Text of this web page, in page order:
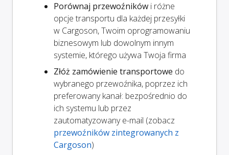
Porównaj przewoźników i różne
opcje transportu dla każdej przesyłki
w Cargoson, Twoim oprogramowaniu
biznesowym lub dowolnym innym
systemie, którego używa Twoja firma
Złóż zamówienie transportowe do
wybranego przewoźnika, poprzez ich
preferowany kanał: bezpośrednio do
ich systemu lub przez
zautomatyzowany e-mail (zobacz
przewoźników zintegrowanych z
Cargoson)